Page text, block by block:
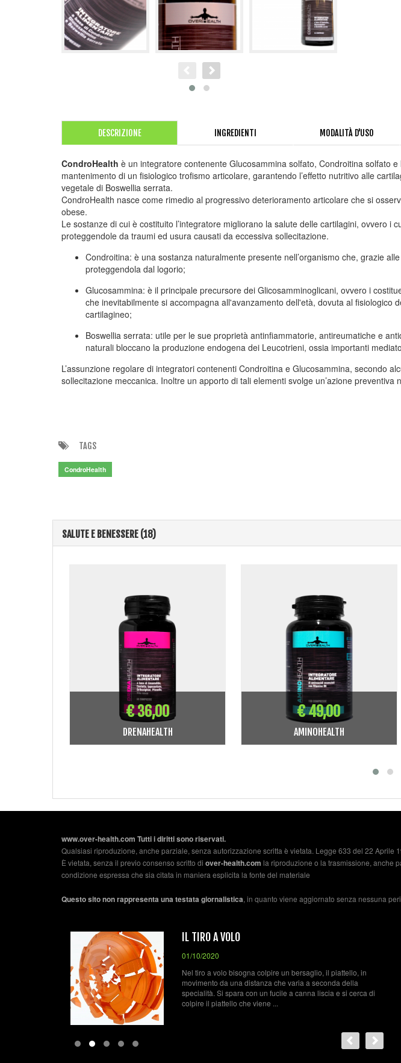
DESCRIZIONE INGREDIENTI MODALITÀ D'USO
CondroHealth è un integratore contenente Glucosammina solfato, Condroitina solfato
mantenimento di un fisiologico trofismo articolare, garantendo l’effetto nutritivo alle
vegetale di Boswellia serrata.
CondroHealth nasce come rimedio al progressivo deterioramento articolare che si
obese.
Le sostanze di cui è costituito l’integratore migliorano la salute delle cartilagini, ovvero
proteggendole da traumi ed usura causati da eccessiva sollecitazione.
Condroitina: è una sostanza naturalmente presente nell’organismo che, grazie
proteggendola dal logorio;
Glucosammina: è il principale precursore dei Glicosamminoglicani, ovvero i
che inevitabilmente si accompagna all'avanzamento dell'età, dovuta al
cartilagineo;
Boswellia serrata: utile per le sue proprietà antinfiammatorie, antireumatiche e
naturali bloccano la produzione endogena dei Leucotrieni, ossia importanti
L’assunzione regolare di integratori contenenti Condroitina e Glucosammina, secondo
sollecitazione meccanica. Inoltre un apporto di tali elementi svolge un’azione
TAGS
CondroHealth
SALUTE E BENESSERE (18)
€ 36,00
DRENAHEALTH
€ 49,00
AMINOHEALTH
www.over-health.com Tutti i diritti sono riservati.
Qualsiasi riproduzione, anche parziale, senza autorizzazione scritta è vietata. Legge 633 del 22 Aprile
È vietata, senza il previo consenso scritto di over-health.com la riproduzione o la trasmissione, anche
condizione espressa che sia citata in maniera esplicita la fonte del materiale
Questo sito non rappresenta una testata giornalistica, in quanto viene aggiornato senza nessuna
IL TIRO A VOLO
01/10/2020
Nel tiro a volo bisogna colpire un bersaglio, il piattello, in
movimento da una distanza che varia a seconda della
specialità. Si spara con un fucile a canna liscia e si cerca di
colpire il piattello che viene ...